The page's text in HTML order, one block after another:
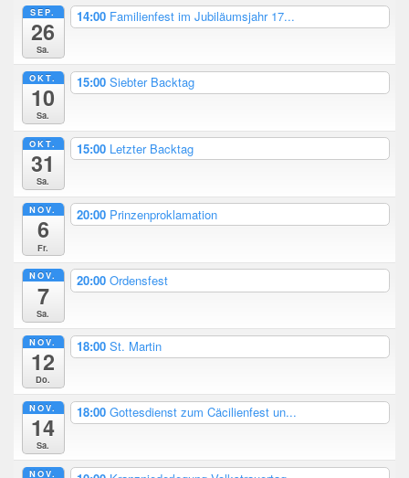
SEP.
26
Sa.
14:00 Familienfest im Jubiläumsjahr 17...
OKT.
10
Sa.
15:00 Siebter Backtag
OKT.
31
Sa.
15:00 Letzter Backtag
NOV.
6
Fr.
20:00 Prinzenproklamation
NOV.
7
Sa.
20:00 Ordensfest
NOV.
12
Do.
18:00 St. Martin
NOV.
14
Sa.
18:00 Gottesdienst zum Cäcilienfest un...
NOV.